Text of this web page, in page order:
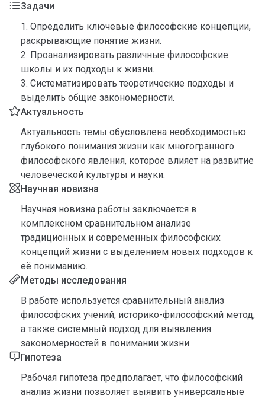
Задачи
1. Определить ключевые философские концепции,
раскрывающие понятие жизни.
2. Проанализировать различные философские
школы и их подходы к жизни.
3. Систематизировать теоретические подходы и
выделить общие закономерности.
Актуальность
Актуальность темы обусловлена необходимостью
глубокого понимания жизни как многогранного
философского явления, которое влияет на развитие
человеческой культуры и науки.
Научная новизна
Научная новизна работы заключается в
комплексном сравнительном анализе
традиционных и современных философских
концепций жизни с выделением новых подходов к
её пониманию.
Методы исследования
В работе используется сравнительный анализ
философских учений, историко-философский метод,
а также системный подход для выявления
закономерностей в понимании жизни.
Гипотеза
Рабочая гипотеза предполагает, что философский
анализ жизни позволяет выявить универсальные